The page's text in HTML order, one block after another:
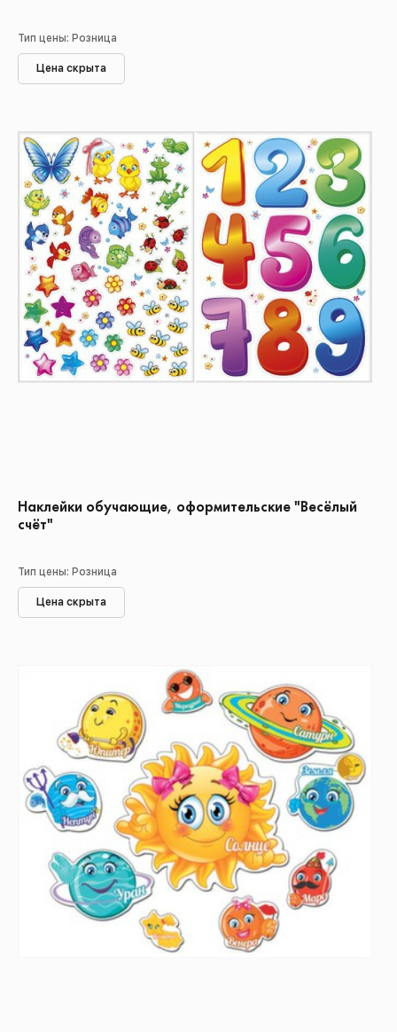
Тип цены: Розница
Цена скрыта
Наклейки обучающие, оформительские "Весёлый
счёт"
Тип цены: Розница
Цена скрыта